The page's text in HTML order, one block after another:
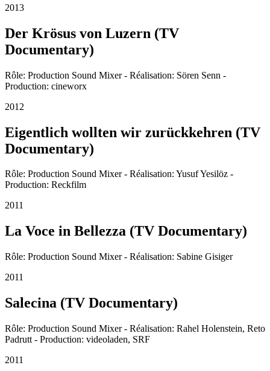
2013
Der Krösus von Luzern (TV
Documentary)
Rôle: Production Sound Mixer - Réalisation: Sören Senn -
Production: cineworx
2012
Eigentlich wollten wir zurückkehren (TV
Documentary)
Rôle: Production Sound Mixer - Réalisation: Yusuf Yesilöz -
Production: Reckfilm
2011
La Voce in Bellezza (TV Documentary)
Rôle: Production Sound Mixer - Réalisation: Sabine Gisiger
2011
Salecina (TV Documentary)
Rôle: Production Sound Mixer - Réalisation: Rahel Holenstein, Reto
Padrutt - Production: videoladen, SRF
2011